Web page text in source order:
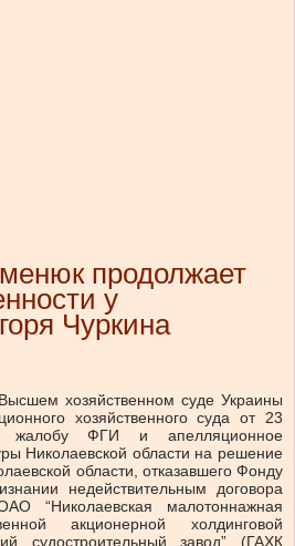
продолжает
у
Чуркина
хозяйственном суде Украины
хозяйственного суда от 23
жалобу ФГИ и апелляционное
Николаевской области на решение
области, отказавшего Фонду
недействительным договора
“Николаевская малотоннажная
акционерной холдинговой
судостроительный завод” (ГАХК